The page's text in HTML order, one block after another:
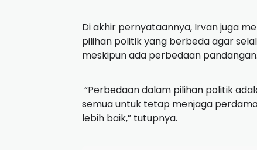
Di akhir pernyataannya, Irvan juga
pilihan politik yang berbeda agar
meskipun ada perbedaan pandangan.
“Perbedaan dalam pilihan politik
semua untuk tetap menjaga
lebih baik,” tutupnya.